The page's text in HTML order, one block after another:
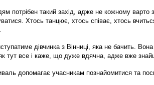
такий захід, адже не кожному варто
Хтось танцює, хтось співає, хтось
дівчинка з Вінниці, яка не бачить.
тут все і каже, що дуже вдячна, адже вже
допомагає учасникам познайомитися та